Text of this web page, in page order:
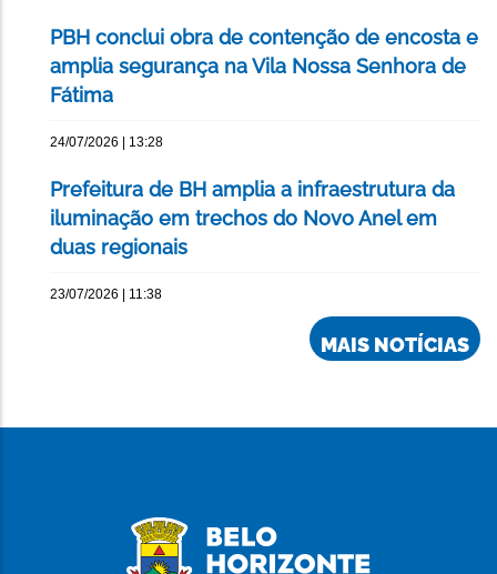
PBH conclui obra de contenção de encosta e
amplia segurança na Vila Nossa Senhora de
Fátima
24/07/2026 | 13:28
Prefeitura de BH amplia a infraestrutura da
iluminação em trechos do Novo Anel em
duas regionais
23/07/2026 | 11:38
MAIS NOTÍCIAS